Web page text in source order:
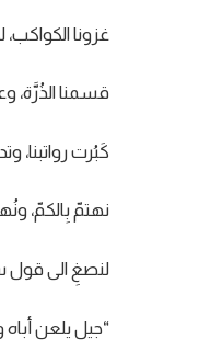
غزونا الكواكب،
قسمنا الذُرَّة،
كَبُرت رواتبنا،
نهتمّ بِالكمّ،
لنصغِ الى قول سليمان
“جيل يلعن أباه